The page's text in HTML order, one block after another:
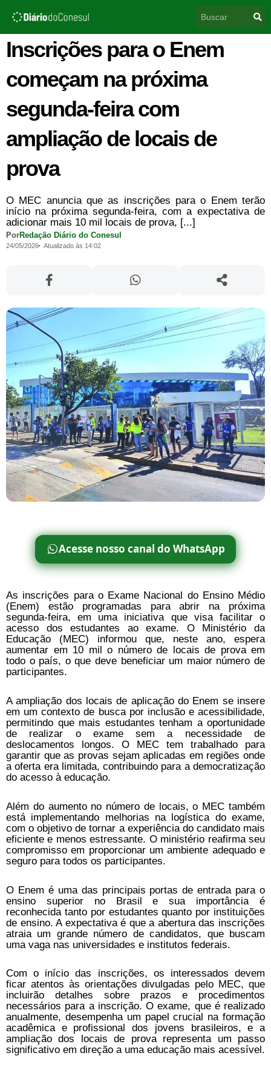
para
conteúdo
Inscrições para o Enem
começam na próxima
segunda-feira com
ampliação de locais de
prova
O MEC anuncia que as inscrições para o Enem terão
início na próxima segunda-feira, com a expectativa de
adicionar mais 10 mil locais de prova, [...]
PorRedação Diário do Conesul
24/05/2026 Atualizado às 14:02
Acesse nosso canal do WhatsApp
As inscrições para o Exame Nacional do Ensino Médio
(Enem) estão programadas para abrir na próxima
segunda-feira, em uma iniciativa que visa facilitar o
acesso dos estudantes ao exame. O Ministério da
Educação (MEC) informou que, neste ano, espera
aumentar em 10 mil o número de locais de prova em
todo o país, o que deve beneficiar um maior número de
participantes.
A ampliação dos locais de aplicação do Enem se insere
em um contexto de busca por inclusão e acessibilidade,
permitindo que mais estudantes tenham a oportunidade
de realizar o exame sem a necessidade de
deslocamentos longos. O MEC tem trabalhado para
garantir que as provas sejam aplicadas em regiões onde
a oferta era limitada, contribuindo para a democratização
do acesso à educação.
Além do aumento no número de locais, o MEC também
está implementando melhorias na logística do exame,
com o objetivo de tornar a experiência do candidato mais
eficiente e menos estressante. O ministério reafirma seu
compromisso em proporcionar um ambiente adequado e
seguro para todos os participantes.
O Enem é uma das principais portas de entrada para o
ensino superior no Brasil e sua importância é
reconhecida tanto por estudantes quanto por instituições
de ensino. A expectativa é que a abertura das inscrições
atraia um grande número de candidatos, que buscam
uma vaga nas universidades e institutos federais.
Com o início das inscrições, os interessados devem
ficar atentos às orientações divulgadas pelo MEC, que
incluirão detalhes sobre prazos e procedimentos
necessários para a inscrição. O exame, que é realizado
anualmente, desempenha um papel crucial na formação
acadêmica e profissional dos jovens brasileiros, e a
ampliação dos locais de prova representa um passo
significativo em direção a uma educação mais acessível.